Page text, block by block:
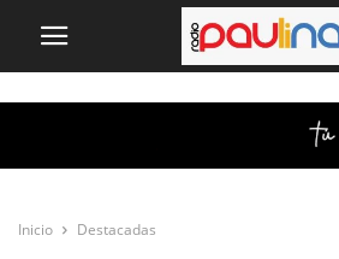
Inicio Destacadas